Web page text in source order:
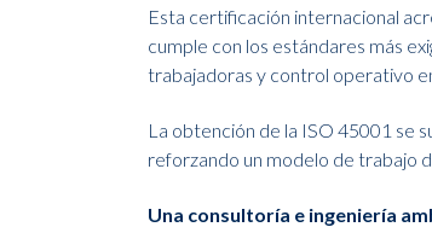
Esta certificación internacional
cumple con los estándares más
trabajadoras y control operativo
La obtención de la ISO 45001 se
reforzando un modelo de trabajo
Una consultoría e ingeniería